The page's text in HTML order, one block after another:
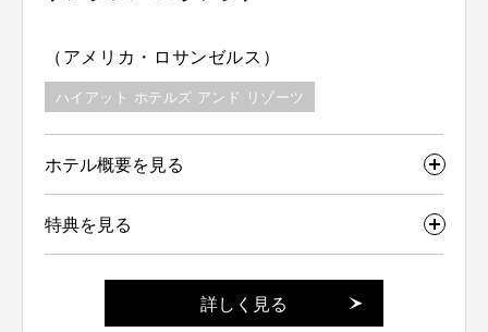
（アメリカ・ロサンゼルス）
ハイアット ホテルズ アンド リゾーツ
ホテル概要を見る
特典を見る
詳しく見る